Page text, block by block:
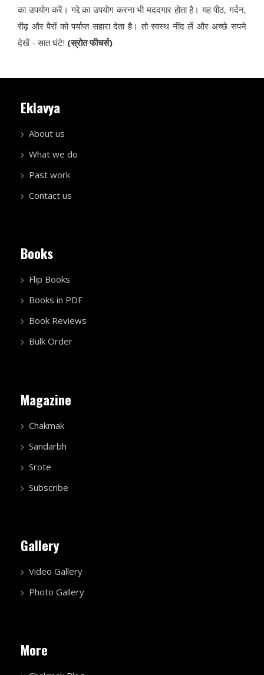
का उपयोग करें। गद्दे का उपयोग करना भी मददगार होता है। यह पीठ, गर्दन,
रीढ़ और पैरों को पर्याप्त सहारा देता है। तो स्वस्थ नींद लें और अच्छे सपने
देखें - सात घंटे! (स्रोत फीचर्स)
Eklavya
About us
What we do
Past work
Contact us
Books
Flip Books
Books in PDF
Book Reviews
Bulk Order
Magazine
Chakmak
Sandarbh
Srote
Subscribe
Gallery
Video Gallery
Photo Gallery
More